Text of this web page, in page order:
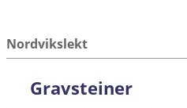
Nordvikslekt
Gravsteiner